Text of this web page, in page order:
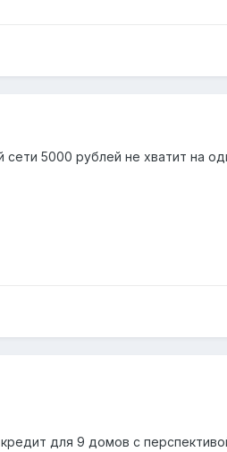
5000 рублей не хватит на
для 9 домов с